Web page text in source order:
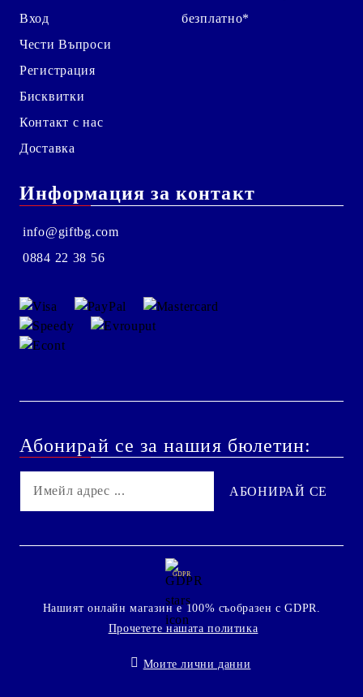
Вход
Чести Въпроси
Регистрация
Бисквитки
Контакт с нас
Доставка
безплатно*
Информация за контакт
info@giftbg.com
0884 22 38 56
Абонирай се за нашия бюлетин:
GDPR
Нашият онлайн магазин е 100% съобразен с GDPR.
Прочетете нашата политика
Моите лични данни